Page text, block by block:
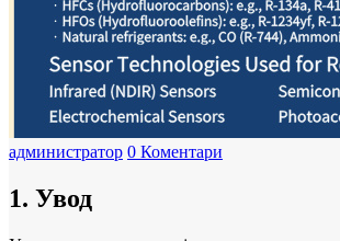
администратор 0 Коментари
1. Увод